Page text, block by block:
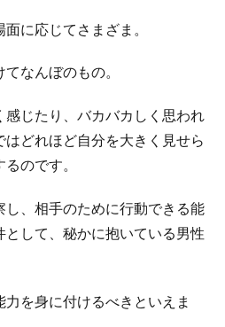
に応じてさまざま。
なんぼのもの。
じたり、バカバカしく思われ
どれほど自分を大きく見せら
のです。
、相手のために行動できる能
して、秘かに抱いている男性
を身に付けるべきといえま